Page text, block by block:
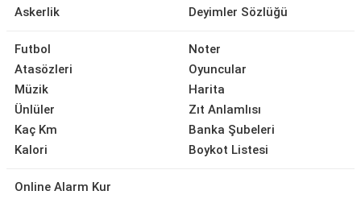
Askerlik
Deyimler Sözlüğü
Futbol
Atasözleri
Müzik
Ünlüler
Kaç Km
Kalori
Noter
Oyuncular
Harita
Zıt Anlamlısı
Banka Şubeleri
Boykot Listesi
Online Alarm Kur